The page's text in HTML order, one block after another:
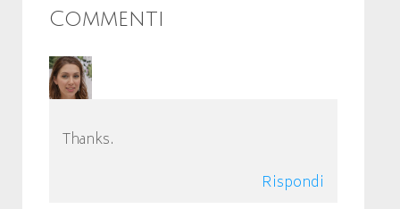
Commenti
Thanks.
Rispondi